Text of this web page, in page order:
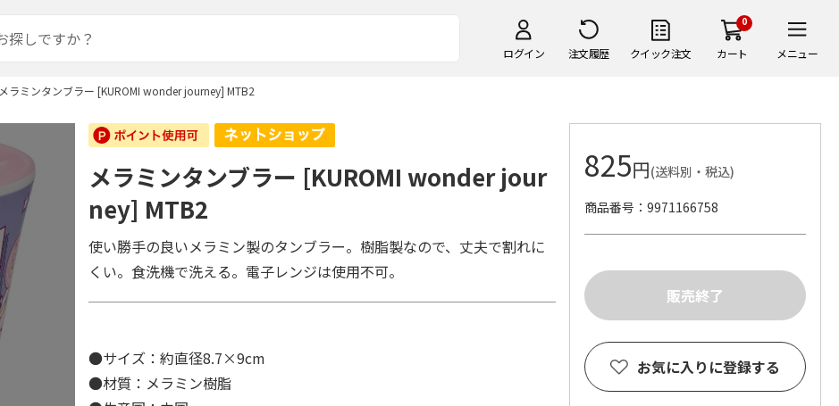
ログイン 注文履歴 クイック注文
0
カート メニュー
メラミンタンブラー [KUROMI wonder journey] MTB2
メラミンタンブラー [KUROMI wonder jour
ney] MTB2
使い勝手の良いメラミン製のタンブラー。樹脂製なので、丈夫で割れに
くい。食洗機で洗える。電子レンジは使用不可。
●サイズ：約直径8.7×9cm
●材質：メラミン樹脂
825円(送料別・税込)
商品番号
9971166758
お気に入りに登録する